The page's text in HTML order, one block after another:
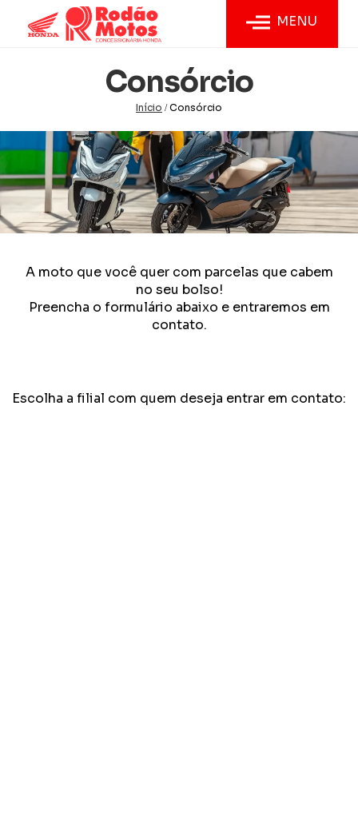
MENU
Consórcio
Início /Consórcio
A moto que você quer com parcelas que cabem
no seu bolso!
Preencha o formulário abaixo e entraremos em
contato.
Escolha a filial com quem deseja entrar em contato: